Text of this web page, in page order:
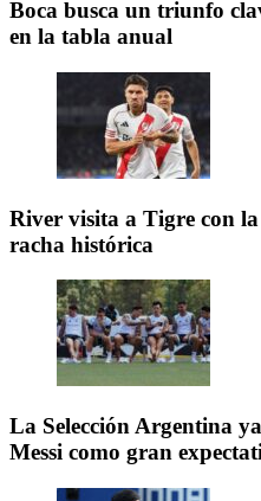
Boca busca un triunfo
en la tabla anual
River visita a Tigre con
racha histórica
La Selección Argentina
Messi como gran